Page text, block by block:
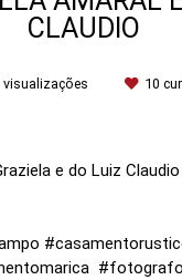
CLAUDIO
visualizações 10
e do Luiz